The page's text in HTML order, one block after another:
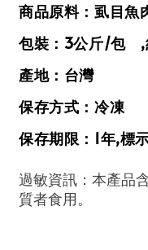
商品原料：虱目魚
包裝：3公斤/包
產地：台灣
保存方式：冷凍
保存期限：1年,標
過敏資訊：本產品
質者食用。